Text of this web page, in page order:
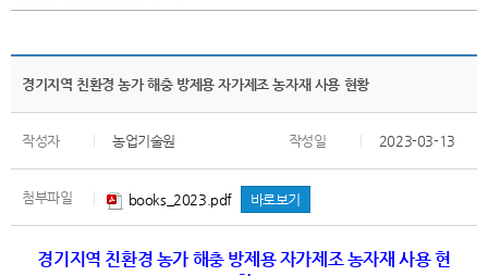
경기지역 친환경 농가 해충 방제용 자가제조 농자재 사용 현황
작성자 농업기술원 작성일 2023-03-13
첨부파일 books_2023.pdf 바로보기
경기지역 친환경 농가 해충 방제용 자가제조 농자재 사용 현